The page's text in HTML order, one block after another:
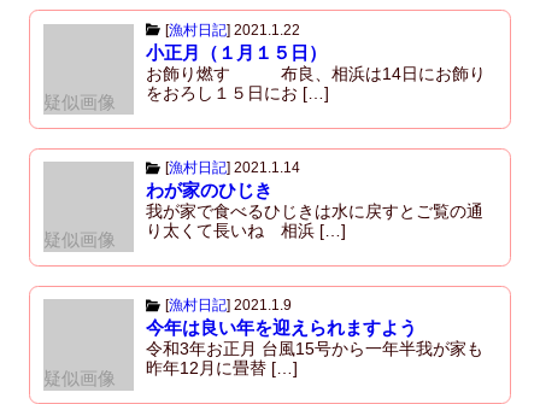
疑似画像
[漁村日記] 2021.1.22
小正月（１月１５日）
お飾り燃す 布良、相浜は14日にお飾り
をおろし１５日にお […]
疑似画像
[漁村日記] 2021.1.14
わが家のひじき
我が家で食べるひじきは水に戻すとご覧の通
り太くて長いね 相浜 […]
疑似画像
[漁村日記] 2021.1.9
今年は良い年を迎えられますよう
令和3年お正月 台風15号から一年半我が家も
昨年12月に畳替 […]